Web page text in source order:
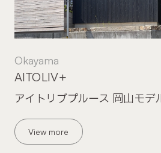
Okayama
アイトリブプルース 岡山モデ
AITOLIV+
View more